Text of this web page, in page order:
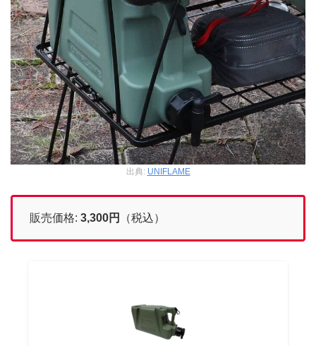
出典: UNIFLAME
販売価格: 3,300円 （税込）